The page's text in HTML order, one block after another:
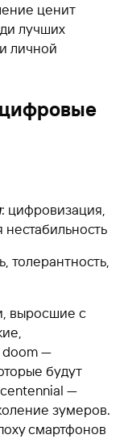
ценит
лучших
личной
: цифровизация,
толерантность,
выросшие с
doom —
будут
centennial —
зумеров.
смартфонов